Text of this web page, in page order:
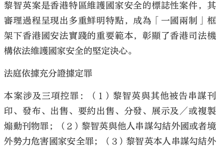
大公文匯
黎智英案是香港特區維護國家安全的標誌性案件，其
審理過程呈現出多重鮮明特點，成為「一國兩制」框
架下香港國安法實踐的重要範本，彰顯了香港司法機
構依法維護國家安全的堅定決心。
法庭依據充分證據定罪
本案涉及三項控罪：（1）黎智英與其他被告串謀刊
印、發布、出售、要約出售、分發、展示及／或複製
煽動刊物罪；（2）黎智英與他人串謀勾結外國或者境
外勢力危害國家安全罪；（3）黎智英本人串謀勾結外